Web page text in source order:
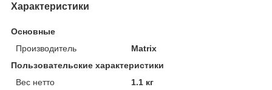
Характеристики
Основные
Производитель
Matrix
Пользовательские характеристики
Вес нетто
1.1 кг